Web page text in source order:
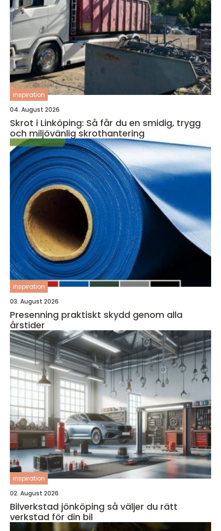
inspiration
04. August 2026
Skrot i Linköping: Så får du en smidig, trygg
och miljövänlig skrothantering
inspiration
03. August 2026
Presenning praktiskt skydd genom alla
årstider
inspiration
02. August 2026
Bilverkstad jönköping så väljer du rätt
verkstad för din bil